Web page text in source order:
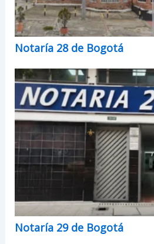
Notaría 28 de Bogotá
Notaría 29 de Bogotá